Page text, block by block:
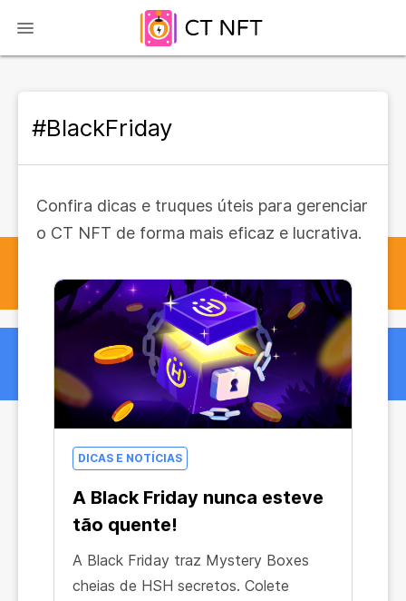
#BlackFriday
Confira dicas e truques úteis para gerenciar
o CT NFT de forma mais eficaz e lucrativa.
DICAS E NOTÍCIAS
A Black Friday nunca esteve
tão quente!
A Black Friday traz Mystery Boxes
cheias de HSH secretos. Colete